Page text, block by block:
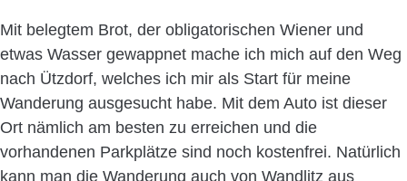
Mit belegtem Brot, der obligatorischen Wiener und
etwas Wasser gewappnet mache ich mich auf den Weg
nach Ützdorf, welches ich mir als Start für meine
Wanderung ausgesucht habe. Mit dem Auto ist dieser
Ort nämlich am besten zu erreichen und die
vorhandenen Parkplätze sind noch kostenfrei. Natürlich
kann man die Wanderung auch von Wandlitz aus